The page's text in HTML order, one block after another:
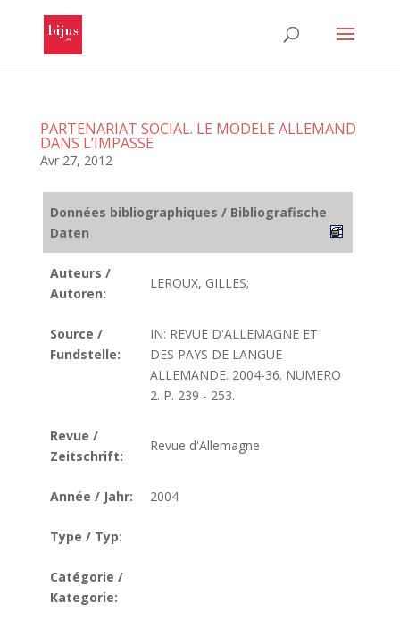
PARTENARIAT SOCIAL. LE MODELE ALLEMAND
DANS L’IMPASSE
Avr 27, 2012
Données bibliographiques / Bibliografische
Daten
Auteurs /
Autoren:
LEROUX, GILLES;
Source /
Fundstelle:
IN: REVUE D'ALLEMAGNE ET
DES PAYS DE LANGUE
ALLEMANDE. 2004-36. NUMERO
2. P. 239 - 253.
Revue /
Zeitschrift:
Revue d'Allemagne
Année / Jahr: 2004
Type / Typ:
Catégorie /
Kategorie: